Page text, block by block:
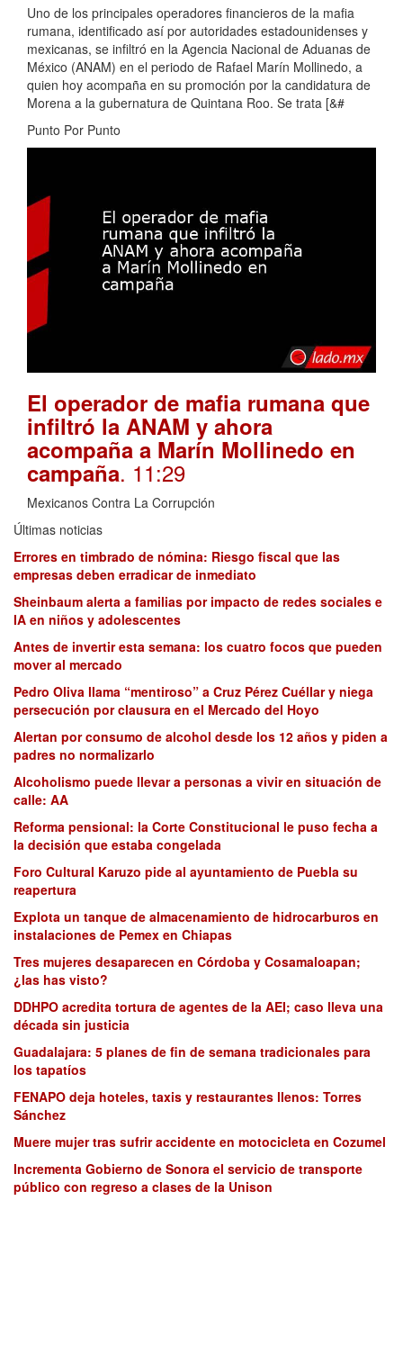
Uno de los principales operadores financieros de la mafia
rumana, identificado así por autoridades estadounidenses y
mexicanas, se infiltró en la Agencia Nacional de Aduanas de
México (ANAM) en el periodo de Rafael Marín Mollinedo, a
quien hoy acompaña en su promoción por la candidatura de
Morena a la gubernatura de Quintana Roo. Se trata [&#
Punto Por Punto
El operador de mafia rumana que
infiltró la ANAM y ahora
acompaña a Marín Mollinedo en
campaña. 11:29
Mexicanos Contra La Corrupción
Últimas noticias
Errores en timbrado de nómina: Riesgo fiscal que las
empresas deben erradicar de inmediato
Sheinbaum alerta a familias por impacto de redes sociales e
IA en niños y adolescentes
Antes de invertir esta semana: los cuatro focos que pueden
mover al mercado
Pedro Oliva llama “mentiroso” a Cruz Pérez Cuéllar y niega
persecución por clausura en el Mercado del Hoyo
Alertan por consumo de alcohol desde los 12 años y piden a
padres no normalizarlo
Alcoholismo puede llevar a personas a vivir en situación de
calle: AA
Reforma pensional: la Corte Constitucional le puso fecha a
la decisión que estaba congelada
Foro Cultural Karuzo pide al ayuntamiento de Puebla su
reapertura
Explota un tanque de almacenamiento de hidrocarburos en
instalaciones de Pemex en Chiapas
Tres mujeres desaparecen en Córdoba y Cosamaloapan;
¿las has visto?
DDHPO acredita tortura de agentes de la AEI; caso lleva una
década sin justicia
Guadalajara: 5 planes de fin de semana tradicionales para
los tapatíos
FENAPO deja hoteles, taxis y restaurantes llenos: Torres
Sánchez
Muere mujer tras sufrir accidente en motocicleta en Cozumel
Incrementa Gobierno de Sonora el servicio de transporte
público con regreso a clases de la Unison